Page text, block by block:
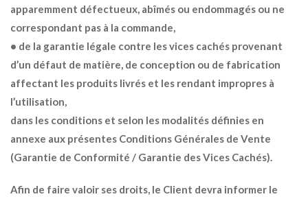
apparemment défectueux, abîmés ou endommagés ou ne
correspondant pas à la commande,
• de la garantie légale contre les vices cachés provenant
d’un défaut de matière, de conception ou de fabrication
affectant les produits livrés et les rendant impropres à
l’utilisation,
dans les conditions et selon les modalités définies en
annexe aux présentes Conditions Générales de Vente
(Garantie de Conformité / Garantie des Vices Cachés).
Afin de faire valoir ses droits, le Client devra informer le